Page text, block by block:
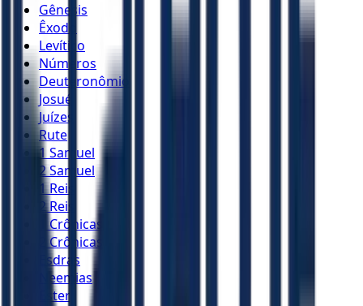
Gênesis
Êxodo
Levítico
Números
Deuteronômio
Josué
Juízes
Rute
1 Samuel
2 Samuel
1 Reis
2 Reis
1 Crônicas
2 Crônicas
Esdras
Neemias
Ester